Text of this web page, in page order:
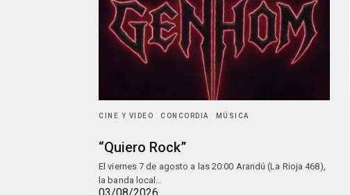
CINE Y VIDEO CONCORDIA MÚSICA
“Quiero Rock”
El viernes 7 de agosto a las 20:00 Arandú (La Rioja 468),
la banda local…